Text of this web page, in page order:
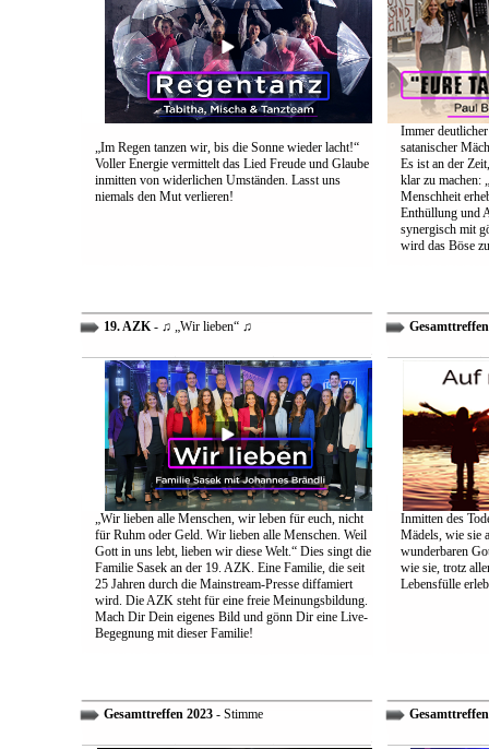
„Im Regen tanzen wir, bis die Sonne wieder lacht!“
Voller Energie vermittelt das Lied Freude und Glaube
inmitten von widerlichen Umständen. Lasst uns
niemals den Mut verlieren!
Immer
satanischer
Es ist an der
klar zu machen:
Menschheit
Enthüllung und
synergisch mit
wird das Böse
19. AZK- ♫ „Wir lieben“ ♫
„Wir lieben alle Menschen, wir leben für euch, nicht
für Ruhm oder Geld. Wir lieben alle Menschen. Weil
Gott in uns lebt, lieben wir diese Welt.“ Dies singt die
Familie Sasek an der 19. AZK. Eine Familie, die seit
25 Jahren durch die Mainstream-Presse diffamiert
wird. Die AZK steht für eine freie Meinungsbildung.
Mach Dir Dein eigenes Bild und gönn Dir eine Live-
Begegnung mit dieser Familie!
Inmitten des
Mädels, wie sie
wunderbaren
wie sie, trotz
Lebensfülle
Gesamttreffen 2023- Stimme